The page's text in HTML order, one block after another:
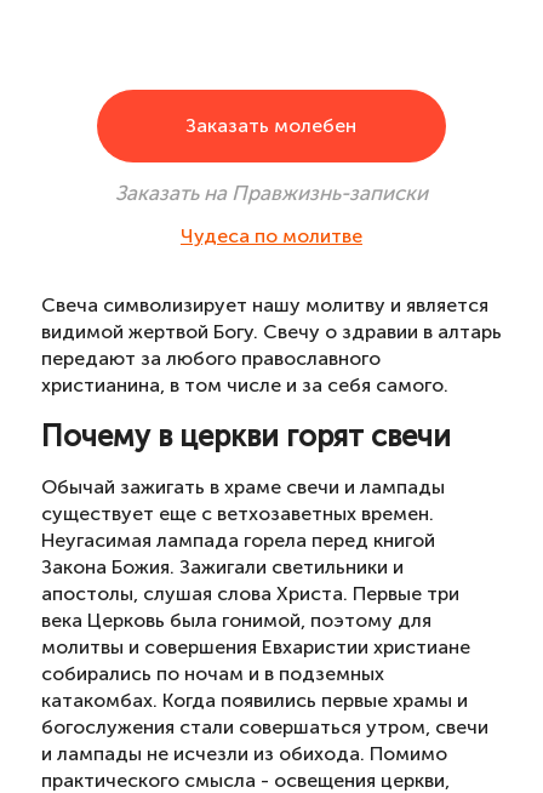
Заказать молебен
Заказать на Правжизнь-записки
Чудеса по молитве
Свеча символизирует нашу молитву и является
видимой жертвой Богу. Свечу о здравии в алтарь
передают за любого православного
христианина, в том числе и за себя самого.
Почему в церкви горят свечи
Обычай зажигать в храме свечи и лампады
существует еще с ветхозаветных времен.
Неугасимая лампада горела перед книгой
Закона Божия. Зажигали светильники и
апостолы, слушая слова Христа. Первые три
века Церковь была гонимой, поэтому для
молитвы и совершения Евхаристии христиане
собирались по ночам и в подземных
катакомбах. Когда появились первые храмы и
богослужения стали совершаться утром, свечи
и лампады не исчезли из обихода. Помимо
практического смысла - освещения церкви,